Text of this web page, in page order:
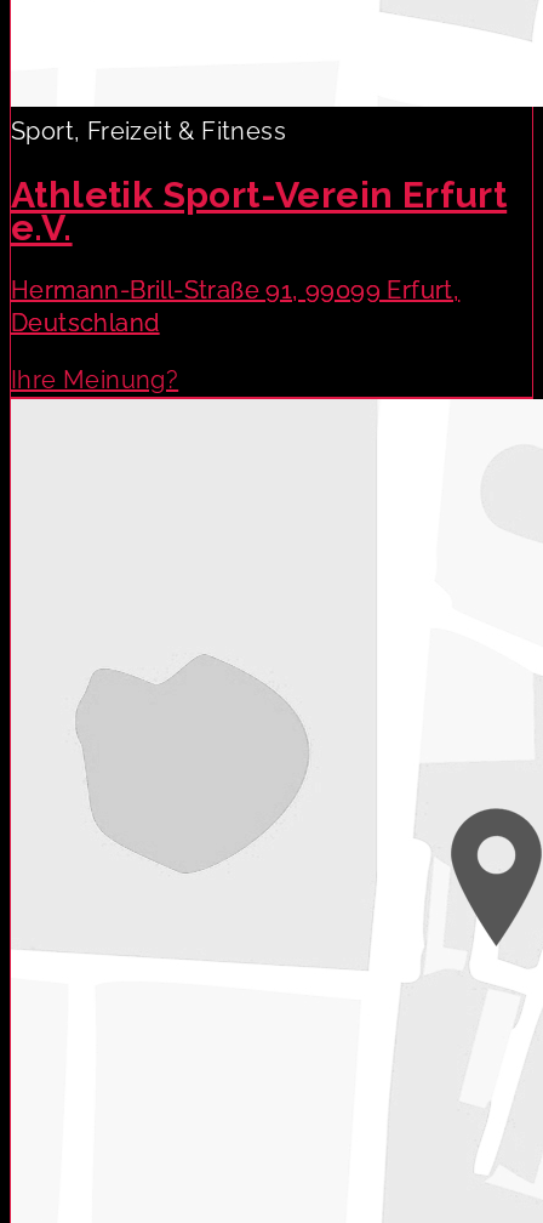
Sport, Freizeit & Fitness
Athletik Sport-Verein Erfurt
e.V.
Hermann-Brill-Straße 91, 99099 Erfurt,
Deutschland
Ihre Meinung?